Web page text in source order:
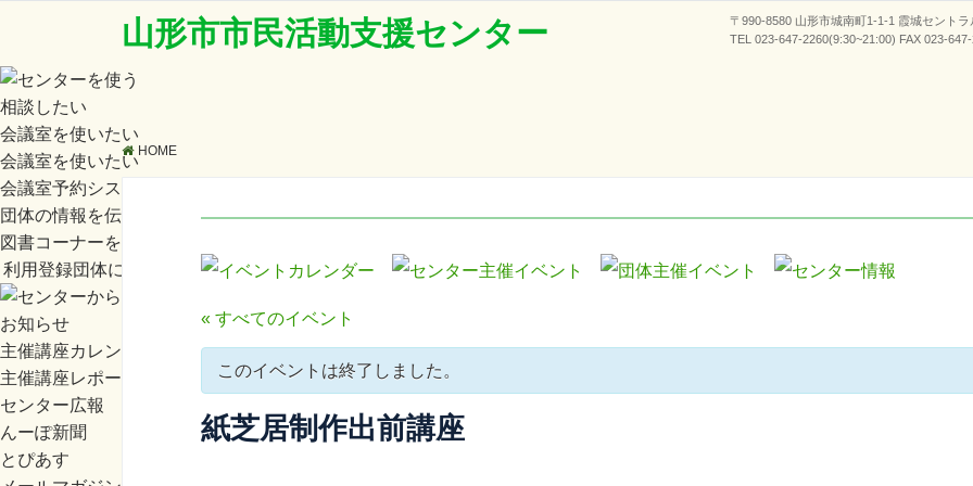
山形市市民活動支援センター
〒990-8580 山形市城南町1-1-1 霞城セントラ
TEL 023-647-2260(9:30~21:00) FAX 023-647-
相談したい
会議室を使いたい
会議室を使いたい
会議室予約システム
団体の情報を伝えたい
図書コーナーを使えます
利用登録団体になる／登録内容を変更したい
お知らせ
主催講座カレンダー
主催講座レポート
センター広報
んーぽ新聞
とぴあす
HOME
« すべてのイベント
このイベントは終了しました。
紙芝居制作出前講座